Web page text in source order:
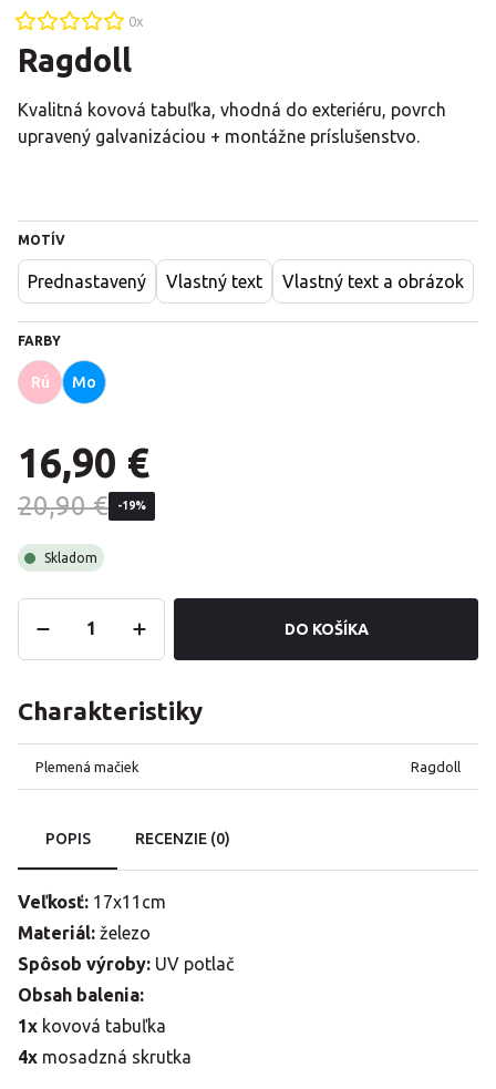
0x
Ragdoll
Kvalitná kovová tabuľka, vhodná do exteriéru, povrch
upravený galvanizáciou + montážne príslušenstvo.
MOTÍV
Prednastavený Vlastný text Vlastný text a obrázok
FARBY
Rú Mo
16,90 €
20,90 € -19%
Skladom
DO KOŠÍKA
Charakteristiky
Plemená mačiek Ragdoll
POPIS RECENZIE (0)
Veľkosť: 17x11cm
Materiál: železo
Spôsob výroby: UV potlač
Obsah balenia:
1x kovová tabuľka
4x mosadzná skrutka